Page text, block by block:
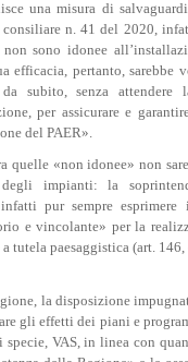
una misura di
consiliare n. 41 del 2020,
sono idonee
efficacia, pertanto, sarebbe
subito, senza attendere
per assicurare e
del PAER».
quelle «non idonee» non
impianti: la
pur sempre esprimere
e vincolante» per la
tutela paesaggistica (art.
la disposizione
gli effetti dei piani e
VAS, in linea con